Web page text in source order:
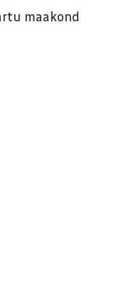
maakond